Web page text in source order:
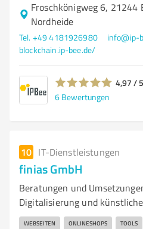
Froschkönigweg 6, 21244
Nordheide
Tel. +49 4181926980
info@ip-
blockchain.ip-bee.de/
4,97 /
6 Bewertungen
10 IT-Dienstleistungen
finias GmbH
Beratungen und
Digitalisierung und
WEBSEITEN ONLINESHOPS TOOLS